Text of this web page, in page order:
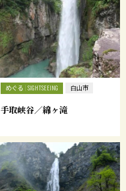
めぐる SIGHTSEEING 白山市
手取峡谷／綿ヶ滝